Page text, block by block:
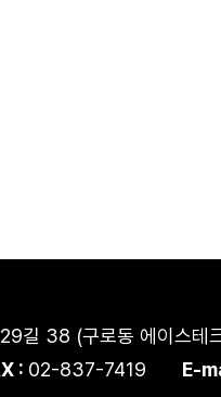
길 38 (구로동 에이스테
: 02-837-7419 E-